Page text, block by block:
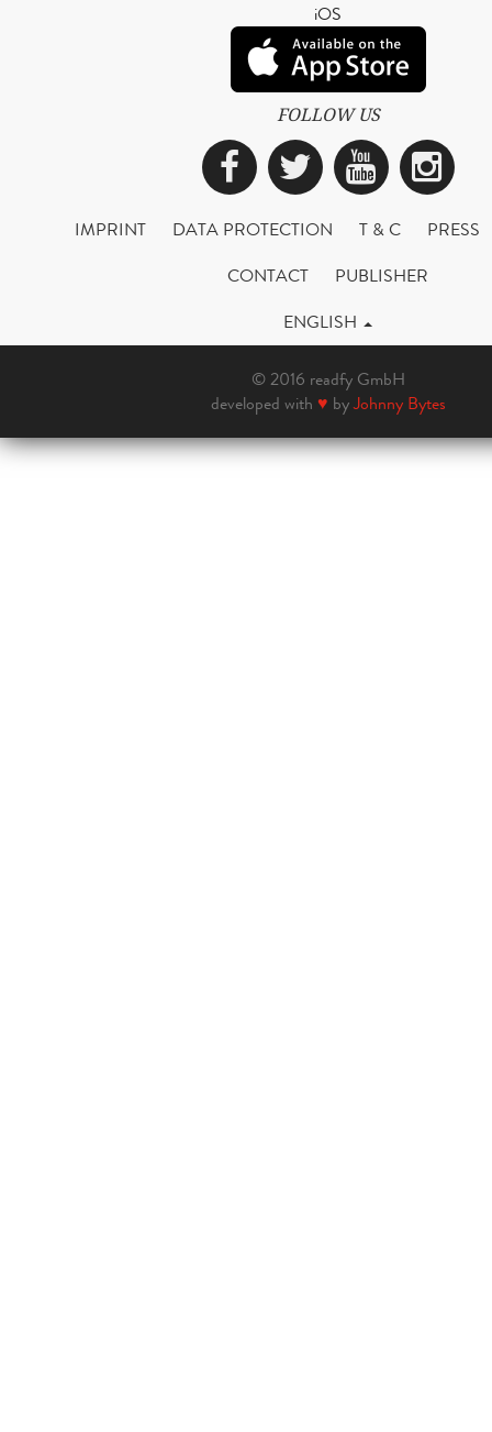
iOS
FOLLOW US
Facebook
Twitter
IMPRINT DATA PROTECTION T & C
PRESS
CONTACT
PUBLISHER
ENGLISH
© 2016 readfy GmbH
developed with ♥ byJohnny Bytes